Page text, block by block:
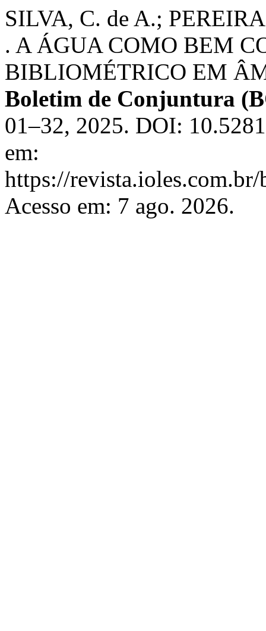
SILVA, C. de A.;
. A ÁGUA COMO BEM
BIBLIOMÉTRICO EM
Boletim de Conjuntura
01–32, 2025. DOI:
em:
https://
Acesso em: 7 ago. 2026.